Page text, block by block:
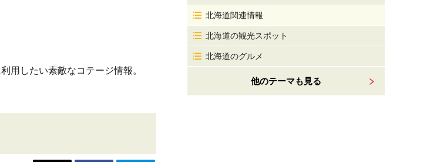
用したい素敵なコテージ情報。
北海道関連情報
北海道の観光スポット
北海道のグルメ
他のテーマも見る